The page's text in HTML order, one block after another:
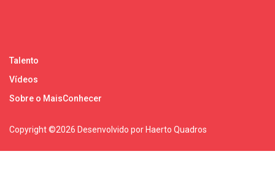
Talento
Vídeos
Sobre o MaisConhecer
Copyright ©2026 Desenvolvido por Haerto Quadros